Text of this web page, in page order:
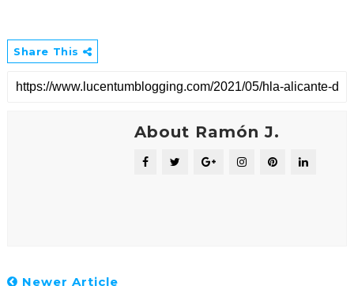
Share This
About Ramón J.
Newer Article